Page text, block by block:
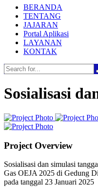
BERANDA
TENTANG
JAJARAN
Portal Aplikasi
LAYANAN
KONTAK
Sosialisasi
Project Overview
Sosialisasi dan simulasi
Gas OEJA 2025 di Gedung
pada tanggal 23 Januari 2025